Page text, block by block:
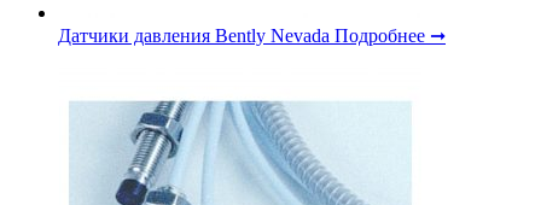
Датчики давления Bently Nevada Подробнее ➞